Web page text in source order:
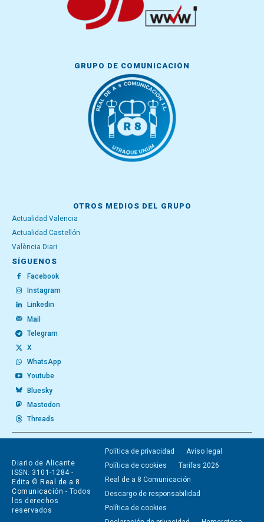
GRUPO DE COMUNICACIÓN
OTROS MEDIOS DEL GRUPO
Actualidad Valencia
Actualidad Castellón
València Diari
SÍGUENOS
Facebook
Instagram
Linkedin
Mail
Telegram
X
WhatsApp
Youtube
Bluesky
Mastodon
Threads
Diario de Alicante
ISSN: 3101-1284 -
Edita © Real de a 8
Comunicación - Todos
los derechos
reservados
Política de privacidad
Aviso legal
Política de cookies
Tarifas 2026
Real de a 8 Comunicación
Descargo de responsabilidad
Política de cookies